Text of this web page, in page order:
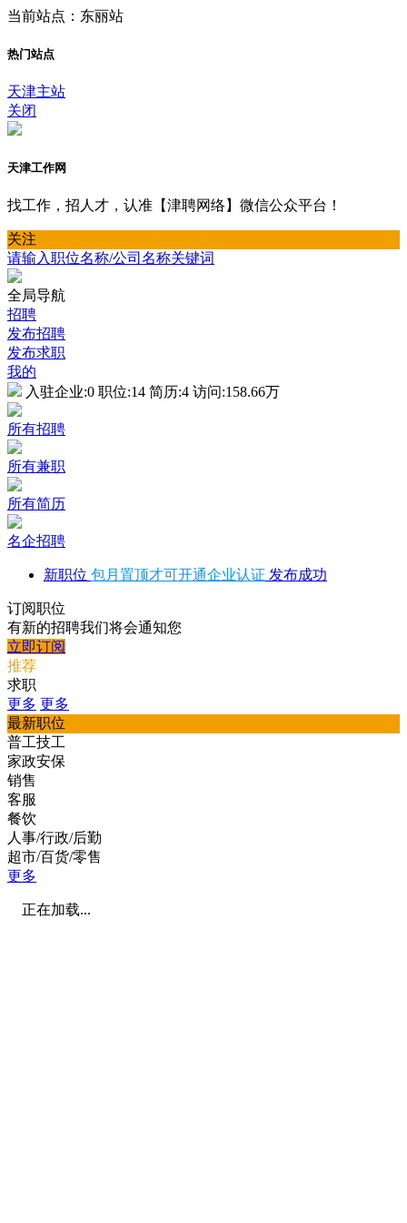
当前站点：东丽站
热门站点
天津主站
关闭
天津工作网
找工作，招人才，认准【津聘网络】微信公众平台！
关注
请输入职位名称/公司名称关键词
全局导航
招聘
发布招聘
发布求职
我的
入驻企业:0 职位:14 简历:4 访问:158.66万
所有招聘
所有兼职
所有简历
名企招聘
新职位 包月置顶才可开通企业认证 发布成功
订阅职位
有新的招聘我们将会通知您
立即订阅
推荐
求职
更多 更多
最新职位
普工技工
家政安保
销售
客服
餐饮
人事/行政/后勤
超市/百货/零售
更多
正在加载...